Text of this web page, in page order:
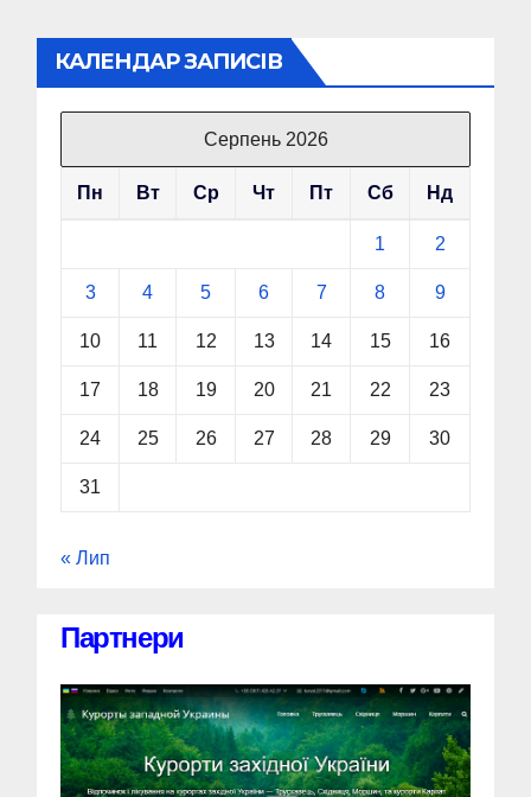
КАЛЕНДАР ЗАПИСІВ
Серпень 2026
Пн Вт Ср Чт Пт Сб Нд
1 2
3 4 5 6 7 8 9
10 11 12 13 14 15 16
17 18 19 20 21 22 23
24 25 26 27 28 29 30
31
« Лип
Партнери